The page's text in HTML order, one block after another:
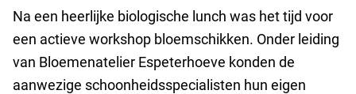
Na een heerlijke biologische lunch was het tijd voor
een actieve workshop bloemschikken. Onder leiding
van Bloemenatelier Espeterhoeve konden de
aanwezige schoonheidsspecialisten hun eigen